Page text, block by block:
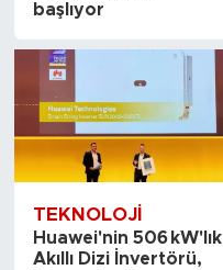
başlıyor
TEKNOLOJI
Huawei'nin 506 kW'lık
Akıllı Dizi İnvertörü,